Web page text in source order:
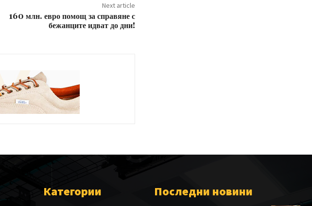
Next article
160 млн. евро помощ за справяне с
бежанците идват до дни!
Категории Последни новини